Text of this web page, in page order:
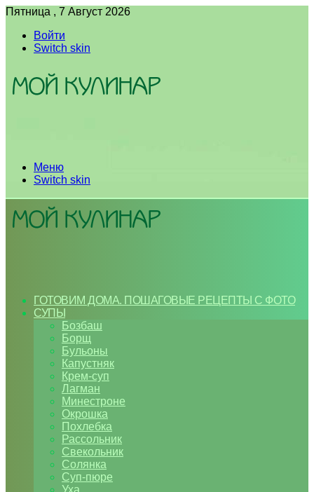
Пятница , 7 Август 2026
Войти
Switch skin
Меню
Switch skin
ГОТОВИМ ДОМА. ПОШАГОВЫЕ РЕЦЕПТЫ С ФОТО
СУПЫ
Бозбаш
Борщ
Бульоны
Капустняк
Крем-суп
Лагман
Минестроне
Окрошка
Похлебка
Рассольник
Свекольник
Солянка
Суп-пюре
Уха